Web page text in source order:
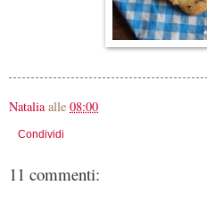
Natalia alle 08:00
Condividi
11 commenti: